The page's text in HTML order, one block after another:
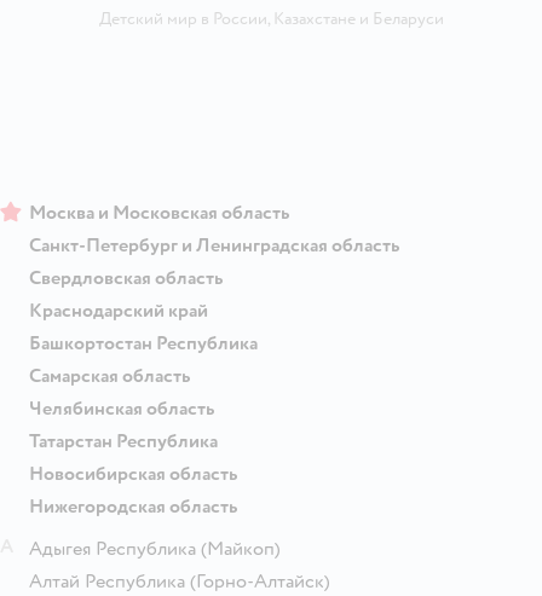
Детский мир в России, Казахстанеи Беларуси
Москва и Московская область
Санкт-Петербург и Ленинградская область
Свердловская область
Краснодарский край
Башкортостан Республика
Самарская область
Челябинская область
Татарстан Республика
Новосибирская область
Нижегородская область
Адыгея Республика (Майкоп)
Алтай Республика (Горно-Алтайск)